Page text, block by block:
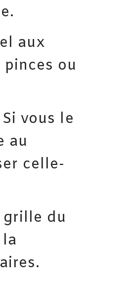
aux
ou
vous le
au
celle-
grille du